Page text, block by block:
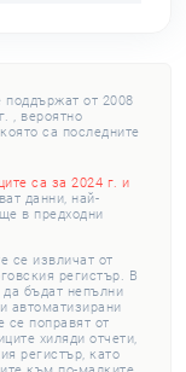
поддържат от 2008
, вероятно
са последните
са за 2024 г. и
данни, най-
в предходни
се извличат от
регистър. В
бъдат непълни
автоматизирани
се поправят от
хиляди отчети,
регистър, като